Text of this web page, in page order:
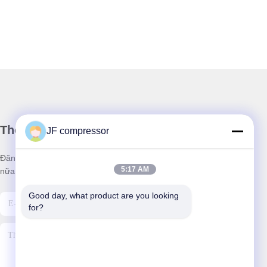
Thông tin của chúng tôi
Đăng ký bản tin của chúng tôi để được giảm giá và nhiều hơn
nữa.
JF compressor
5:17 AM
Good day, what product are you looking
for?